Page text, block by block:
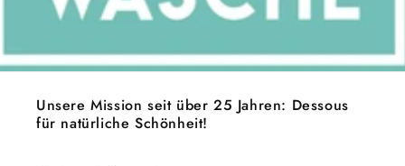
Unsere Mission seit über 25 Jahren: Dessous
für natürliche Schönheit!